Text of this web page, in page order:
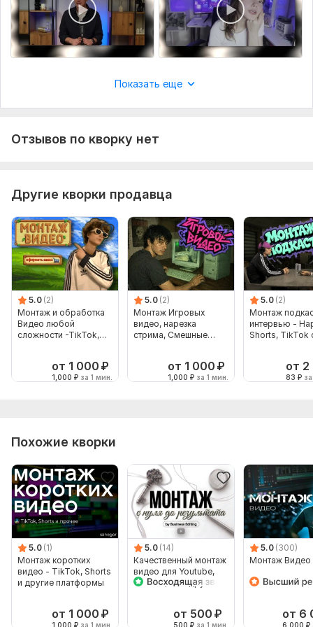
Показать еще
Отзывов по кворку нет
Другие кворки продавца
5.0 (2)
Монтаж и обработка
Видео любой
сложности -TikTok,
от 1 000 ₽
1,000 ₽ за 1 мин.
5.0 (2)
Монтаж Игровых
видео, нарезка
стрима, Смешные
от 1 000 ₽
1,000 ₽ за 1 мин.
5.0 (2)
Монтаж
интервью -
Shorts, TikTok
от
83 ₽
Похожие кворки
5.0 (1)
Монтаж коротких
видео - TikTok, Shorts
и другие платформы
от 1 000 ₽
1,000 ₽ за 1 мин.
5.0 (14)
Качественный монтаж
видео для Youtube,
Tik Tok, Vk и других
от 500 ₽
500 ₽ за 1 мин.
5.0 (300)
Монтаж Видео
от 6
6,000 ₽